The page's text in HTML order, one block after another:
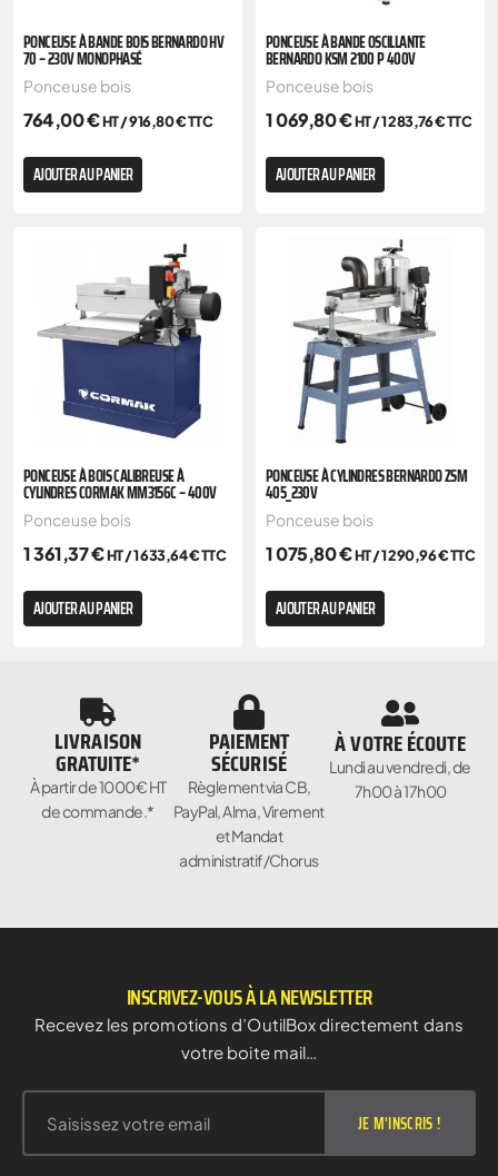
PONCEUSE À BANDE BOIS BERNARDO HV
70 – 230V MONOPHASÉ
Ponceuse bois
764,00€HT /916,80€TTC
AJOUTER AU PANIER
PONCEUSE À BANDE OSCILLANTE
BERNARDO KSM 2100 P 400V
Ponceuse bois
1 069,80€HT /1 283,76€TTC
AJOUTER AU PANIER
PONCEUSE À BOIS CALIBREUSE À
CYLINDRES CORMAK MM3156C – 400V
Ponceuse bois
1 361,37€HT /1 633,64€TTC
AJOUTER AU PANIER
PONCEUSE À CYLINDRES BERNARDO ZSM
405_230V
Ponceuse bois
1 075,80€HT /1 290,96€TTC
AJOUTER AU PANIER
LIVRAISON
GRATUITE*
À partir de 1000€ HT
de commande.*
PAIEMENT
SÉCURISÉ
Règlement via CB,
PayPal, Alma, Virement
et Mandat
administratif/Chorus
À VOTRE ÉCOUTE
Lundi au vendredi, de
7h00 à 17h00
INSCRIVEZ-VOUS À LA NEWSLETTER
Recevez les promotions d’OutilBox directement dans
votre boite mail…
JE M'INSCRIS !